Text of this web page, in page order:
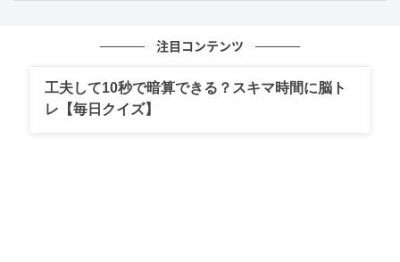
▶ 「こんな素敵なことが」「平和すぎる」思わず ""ホ
注目コンテンツ
工夫して10秒で暗算できる？スキマ時間に脳ト
レ【毎日クイズ】